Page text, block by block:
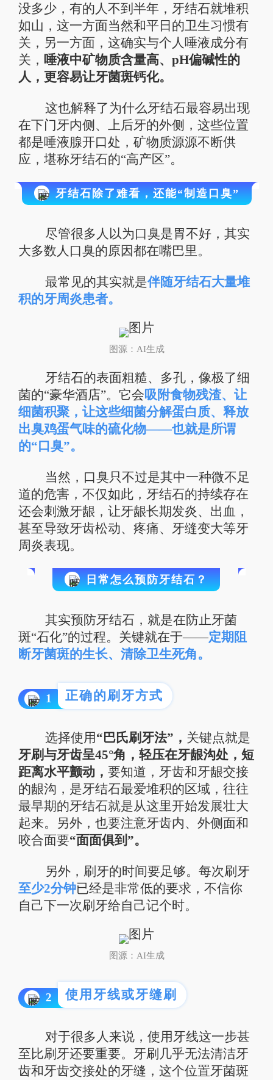
没多少，有的人不到半年，牙结石就堆积
如山，这一方面当然和平日的卫生习惯有
关，另一方面，这确实与个人唾液成分有
关， 唾液中矿物质含量高、pH偏碱性的
人，更容易让牙菌斑钙化。
这也解释了为什么牙结石最容易出现
在下门牙内侧、上后牙的外侧，这些位置
都是唾液腺开口处，矿物质源源不断供
应，堪称牙结石的“高产区”。
牙结石除了难看，还能“制造口臭”
尽管很多人以为口臭是胃不好，其实
大多数人口臭的原因都在嘴巴里。
最常见的其实就是伴随牙结石大量堆
积的牙周炎患者。
图源：AI生成
牙结石的表面粗糙、多孔，像极了细
菌的“豪华酒店”。它会吸附食物残渣、让
细菌积聚，让这些细菌分解蛋白质、释放
出臭鸡蛋气味的硫化物——也就是所谓
的“口臭”。
当然，口臭只不过是其中一种微不足
道的危害，不仅如此，牙结石的持续存在
还会刺激牙龈，让牙龈长期发炎、出血，
甚至导致牙齿松动、疼痛、牙缝变大等牙
周炎表现。
日常怎么预防牙结石？
其实预防牙结石，就是在防止牙菌
斑“石化”的过程。关键就在于——定期阻
断牙菌斑的生长、清除卫生死角。
1 正确的刷牙方式
选择使用“ 巴氏刷牙法”， 关键点就是
牙刷与牙齿呈45°角，轻压在牙龈沟处，短
距离水平颤动， 要知道，牙齿和牙龈交接
的龈沟，是牙结石最爱堆积的区域，往往
最早期的牙结石就是从这里开始发展壮大
起来。另外，也要注意牙齿内、外侧面和
咬合面要“面面俱到”。
另外，刷牙的时间要足够。每次刷牙
至少2分钟已经是非常低的要求，不信你
自己下一次刷牙给自己记个时。
图源：AI生成
2 使用牙线或牙缝刷
对于很多人来说，使用牙线这一步甚
至比刷牙还要重要。牙刷几乎无法清洁牙
齿和牙齿交接处的牙缝，这个位置牙菌斑